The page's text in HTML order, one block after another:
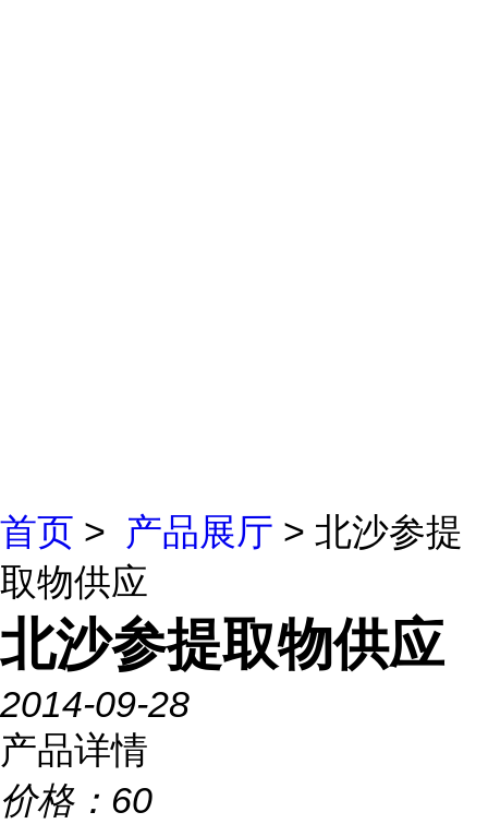
首页 > 产品展厅 > 北沙参提
取物供应
北沙参提取物供应
2014-09-28
产品详情
价格： 60